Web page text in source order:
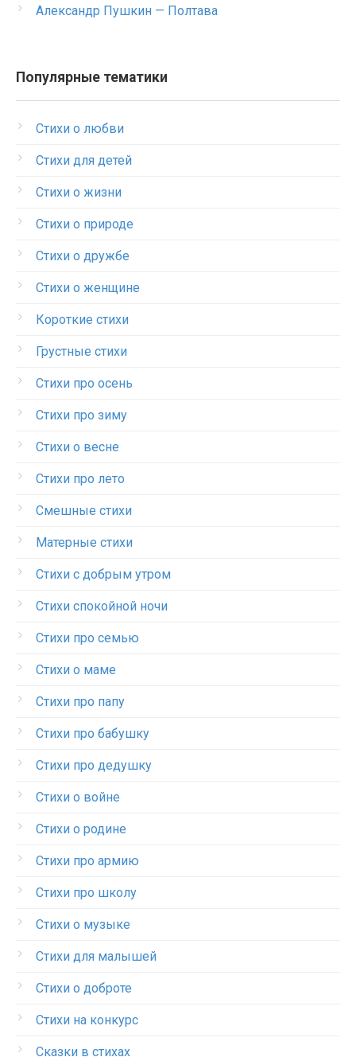
Александр Пушкин — Полтава
Популярные тематики
Стихи о любви
Стихи для детей
Стихи о жизни
Стихи о природе
Стихи о дружбе
Стихи о женщине
Короткие стихи
Грустные стихи
Стихи про осень
Стихи про зиму
Стихи о весне
Стихи про лето
Смешные стихи
Матерные стихи
Стихи с добрым утром
Стихи спокойной ночи
Стихи про семью
Стихи о маме
Стихи про папу
Стихи про бабушку
Стихи про дедушку
Стихи о войне
Стихи о родине
Стихи про армию
Стихи про школу
Стихи о музыке
Стихи для малышей
Стихи о доброте
Стихи на конкурс
Сказки в стихах